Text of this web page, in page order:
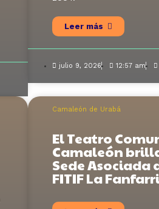
Leer más
julio 9, 2026 12:57 am
Camaleón de Urabá
El Teatro
Camaleón
Sede Asociada
FITIF La